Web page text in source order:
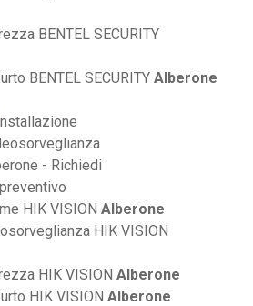
BENTEL SECURITY
BENTEL SECURITY Alberone
HIK VISION Alberone
HIK VISION
HIK VISION Alberone
HIK VISION Alberone